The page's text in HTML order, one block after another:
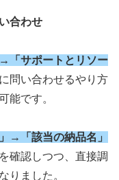
合わせ
→「サポートとリソー
問い合わせるやり方
能です。
→「該当の納品名」
確認しつつ、直接調
りました。